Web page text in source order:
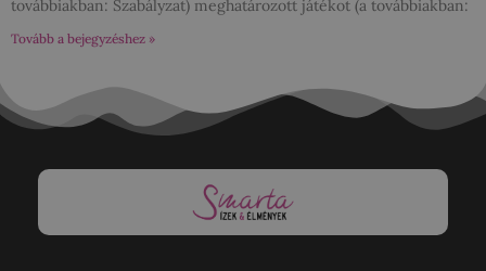
továbbiakban: Szabályzat) meghatározott játékot (a továbbiakban:
Tovább a bejegyzéshez »